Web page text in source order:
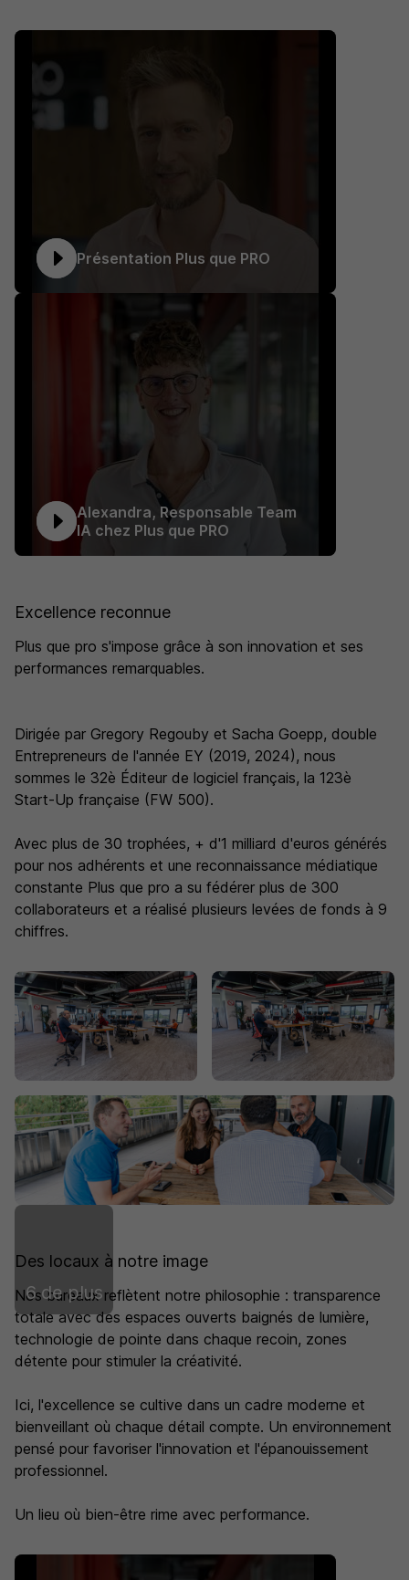
Présentation Plus que PRO
Alexandra, Responsable Team
IA chez Plus que PRO
Excellence reconnue
Plus que pro s'impose grâce à son innovation et ses
performances remarquables.
Dirigée par Gregory Regouby et Sacha Goepp, double
Entrepreneurs de l'année EY (2019, 2024), nous
sommes le 32è Éditeur de logiciel français, la 123è
Start-Up française (FW 500).
Avec plus de 30 trophées, + d'1 milliard d'euros générés
pour nos adhérents et une reconnaissance médiatique
constante Plus que pro a su fédérer plus de 300
collaborateurs et a réalisé plusieurs levées de fonds à 9
chiffres.
6 de plus
Des locaux à notre image
Nos bureaux reflètent notre philosophie : transparence
totale avec des espaces ouverts baignés de lumière,
technologie de pointe dans chaque recoin, zones
détente pour stimuler la créativité.
Ici, l'excellence se cultive dans un cadre moderne et
bienveillant où chaque détail compte. Un environnement
pensé pour favoriser l'innovation et l'épanouissement
professionnel.
Un lieu où bien-être rime avec performance.